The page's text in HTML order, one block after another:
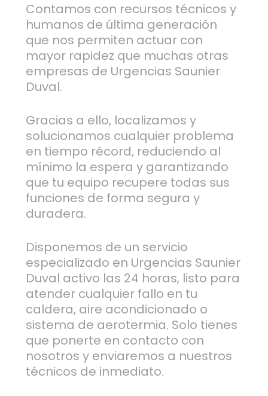
Contamos con recursos técnicos y
humanos de última generación
que nos permiten actuar con
mayor rapidez que muchas otras
empresas de Urgencias Saunier
Duval.
Gracias a ello, localizamos y
solucionamos cualquier problema
en tiempo récord, reduciendo al
mínimo la espera y garantizando
que tu equipo recupere todas sus
funciones de forma segura y
duradera.
Disponemos de un servicio
especializado en Urgencias Saunier
Duval activo las 24 horas, listo para
atender cualquier fallo en tu
caldera, aire acondicionado o
sistema de aerotermia. Solo tienes
que ponerte en contacto con
nosotros y enviaremos a nuestros
técnicos de inmediato.